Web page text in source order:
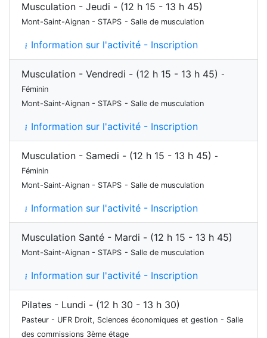
Musculation - Jeudi - (12 h 15 - 13 h 45)
Mont-Saint-Aignan - STAPS - Salle de musculation
Information sur l'activité - Inscription
Musculation - Vendredi - (12 h 15 - 13 h 45) -
Féminin
Mont-Saint-Aignan - STAPS - Salle de musculation
Information sur l'activité - Inscription
Musculation - Samedi - (12 h 15 - 13 h 45) -
Féminin
Mont-Saint-Aignan - STAPS - Salle de musculation
Information sur l'activité - Inscription
Musculation Santé - Mardi - (12 h 15 - 13 h 45)
Mont-Saint-Aignan - STAPS - Salle de musculation
Information sur l'activité - Inscription
Pilates - Lundi - (12 h 30 - 13 h 30)
Pasteur - UFR Droit, Sciences économiques et gestion - Salle
des commissions 3ème étage